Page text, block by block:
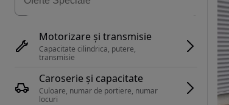
Motorizare și transmisie
Capacitate cilindrica, putere,
transmisie
Caroserie și capacitate
Culoare, numar de portiere, numar
locuri